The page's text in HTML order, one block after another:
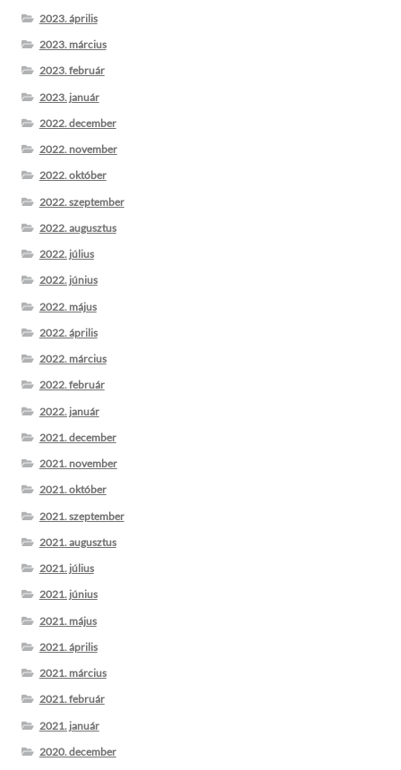
2023. április
2023. március
2023. február
2023. január
2022. december
2022. november
2022. október
2022. szeptember
2022. augusztus
2022. július
2022. június
2022. május
2022. április
2022. március
2022. február
2022. január
2021. december
2021. november
2021. október
2021. szeptember
2021. augusztus
2021. július
2021. június
2021. május
2021. április
2021. március
2021. február
2021. január
2020. december